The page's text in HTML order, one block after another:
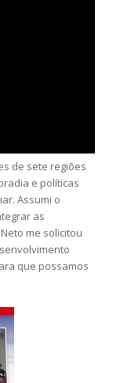
de sete regiões
e políticas
Assumi o
as
me solicitou
que possamos